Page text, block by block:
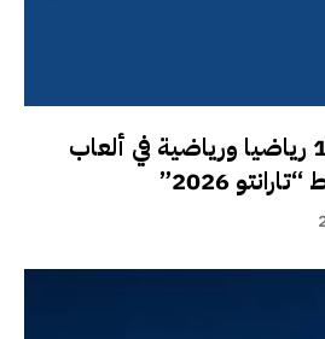
المغرب يشارك بـ 120 رياضيا ورياضية في ألعاب
2026”